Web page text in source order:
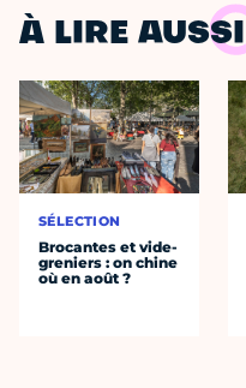
À LIRE AUSSI
SÉLECTION
Brocantes et vide-
greniers : on chine
où en août ?